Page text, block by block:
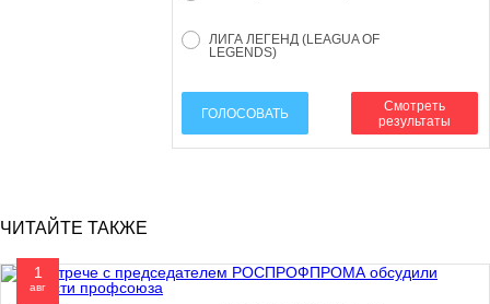
ЛИГА ЛЕГЕНД (LEAGUA OF
LEGENDS)
ГОЛОСОВАТЬ
Смотреть
результаты
ЧИТАЙТЕ ТАКЖЕ
1
авг